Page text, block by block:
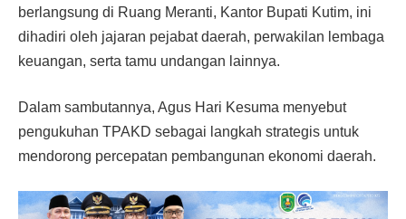
berlangsung di Ruang Meranti, Kantor Bupati Kutim, ini
dihadiri oleh jajaran pejabat daerah, perwakilan lembaga
keuangan, serta tamu undangan lainnya.
Dalam sambutannya, Agus Hari Kesuma menyebut
pengukuhan TPAKD sebagai langkah strategis untuk
mendorong percepatan pembangunan ekonomi daerah.